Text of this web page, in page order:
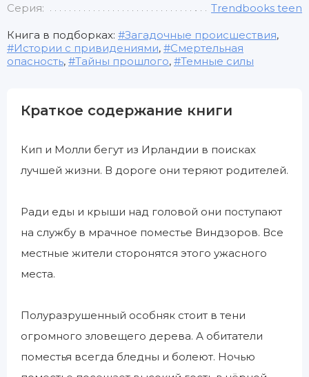
Серия: Trendbooks teen
Книга в подборках: Загадочные происшествия,
Истории с привидениями,
Смертельная
опасность, Тайны прошлого, Темные силы
Краткое содержание книги
Кип и Молли бегут из Ирландии в поисках
лучшей жизни. В дороге они теряют родителей.
Ради еды и крыши над головой они поступают
на службу в мрачное поместье Виндзоров. Все
местные жители сторонятся этого ужасного
места.
Полуразрушенный особняк стоит в тени
огромного зловещего дерева. А обитатели
поместья всегда бледны и болеют. Ночью